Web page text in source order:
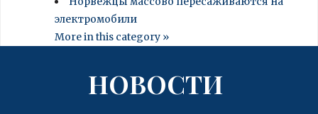
электромобили
More in this category »
НОВОСТИ